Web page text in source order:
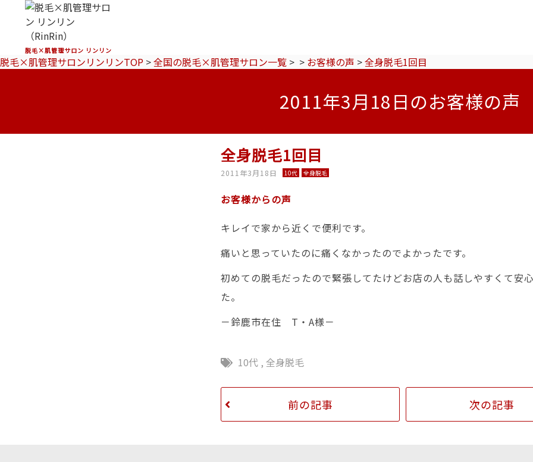
脱毛×肌管理サロン リンリン
脱毛×肌管理サロンリンリンTOP >全国の脱毛×肌管理サロン一覧 > > お客様の声 >全身脱毛1回目
2011年3月18日のお客様の声
全身脱毛1回目
2011年3月18日 10代 全身脱毛
お客様からの声
キレイで家から近くで便利です。
痛いと思っていたのに痛くなかったのでよかったです。
初めての脱毛だったので緊張してたけどお店の人も話しやすくて安
た。
－鈴鹿市在住 T・A様－
10代 ,全身脱毛
前の記事 次の記事